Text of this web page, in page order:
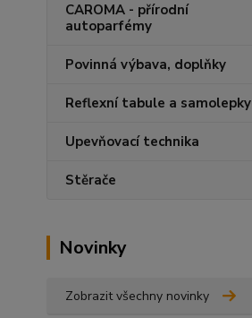
CAROMA - přírodní
autoparfémy
Povinná výbava, doplňky
Reflexní tabule a samolepky
Upevňovací technika
Stěrače
Novinky
Zobrazit všechny novinky